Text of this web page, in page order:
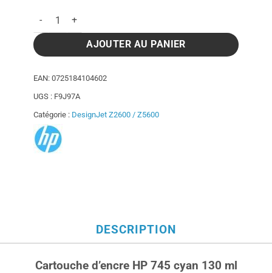
quantité de Cartouche d'encre HP 745 cyan - 130 ml
AJOUTER AU PANIER
EAN: 0725184104602
UGS : F9J97A
Catégorie : DesignJet Z2600 / Z5600
DESCRIPTION
Cartouche d’encre HP 745 cyan 130 ml